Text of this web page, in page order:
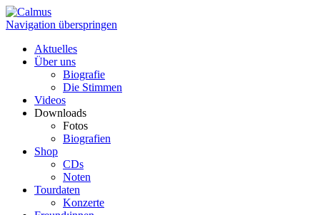
Navigation überspringen
Aktuelles
Über uns
Biografie
Die Stimmen
Videos
Downloads
Fotos
Biografien
Shop
CDs
Noten
Tourdaten
Konzerte